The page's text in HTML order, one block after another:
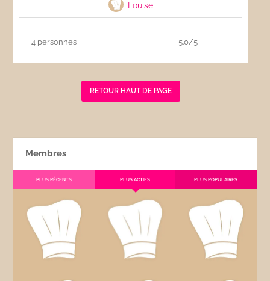
Louise
4 personnes 5.0/5
RETOUR HAUT DE PAGE
Membres
PLUS RÉCENTS PLUS ACTIFS PLUS POPULAIRES